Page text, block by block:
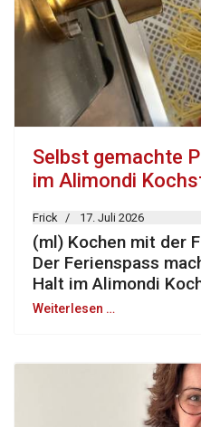
Selbst gemachte
im Alimondi
Frick 17. Juli 2026
(ml) Kochen mit der
Der Ferienspass
Halt im Alimondi
Weiterlesen …